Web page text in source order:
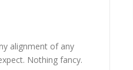
alignment of any
Nothing fancy.